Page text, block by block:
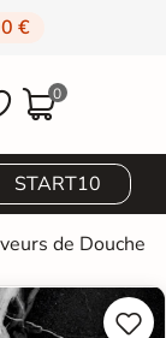
€
0
START10
de Douche

